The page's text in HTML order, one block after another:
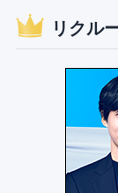
リクル